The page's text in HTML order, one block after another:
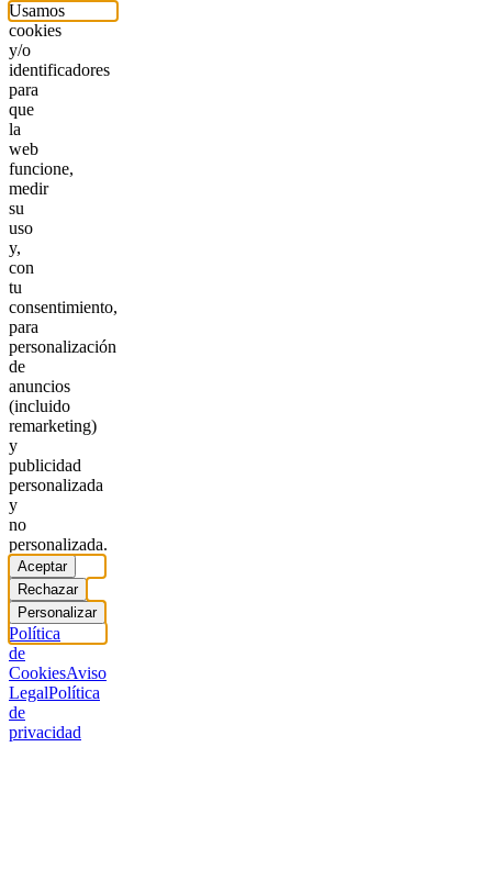
Usamos
cookies
y/o
identificadores
para
que
la
web
funcione,
medir
su
uso
y,
con
tu
consentimiento,
para
personalización
de
anuncios
(incluido
remarketing)
y
publicidad
personalizada
y
no
personalizada.
Aceptar
Rechazar
Personalizar
Política
de
CookiesAviso
LegalPolítica
de
privacidad